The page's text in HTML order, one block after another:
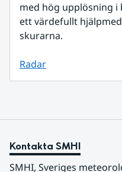
med hög upplösning i
ett värdefullt
skurarna.
Radar
Kontakta SMHI
SMHI, Sveriges